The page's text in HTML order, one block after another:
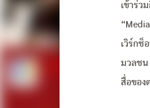
เข้าร่ว
เวิร์กช็
มวลชน
สื่อของ